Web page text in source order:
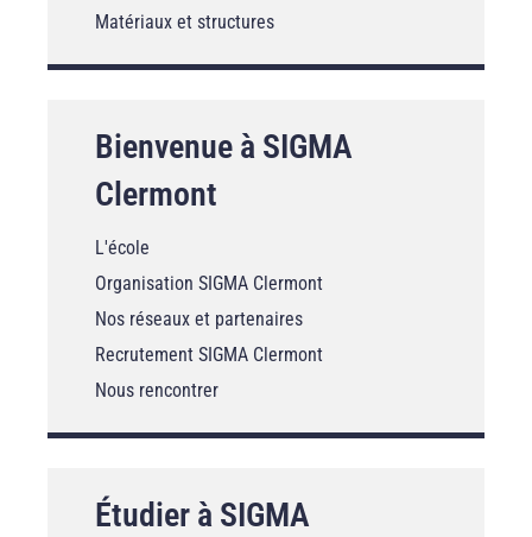
Matériaux et structures
Bienvenue à SIGMA
Clermont
L'école
Organisation SIGMA Clermont
Nos réseaux et partenaires
Recrutement SIGMA Clermont
Nous rencontrer
Étudier à SIGMA